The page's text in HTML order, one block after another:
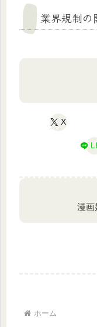
業界規制の
X
漫画
ホーム